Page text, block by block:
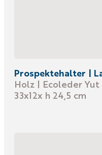
Prospektehalter |
Holz | Ecoleder Yut
33x12x h 24,5 cm